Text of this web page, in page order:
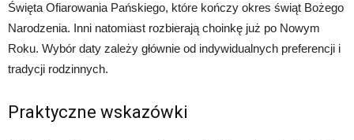
Święta Ofiarowania Pańskiego, które kończy okres świąt Bożego
Narodzenia. Inni natomiast rozbierają choinkę już po Nowym
Roku. Wybór daty zależy głównie od indywidualnych preferencji i
tradycji rodzinnych.
Praktyczne wskazówki